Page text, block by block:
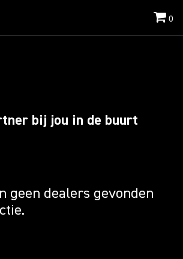
0
bij jou in de buurt
geen dealers gevonden